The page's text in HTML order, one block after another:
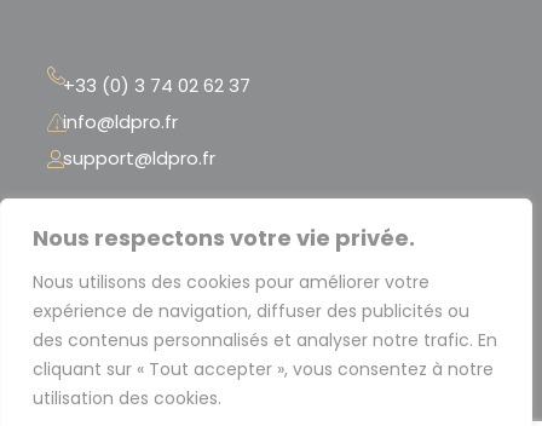
Nous respectons votre vie privée.
Nous utilisons des cookies pour améliorer votre
expérience de navigation, diffuser des publicités ou
des contenus personnalisés et analyser notre trafic. En
cliquant sur « Tout accepter », vous consentez à notre
utilisation des cookies.
+33 (0) 3 74 02 62 37
info@ldpro.fr
support@ldpro.fr
« La Serre Numérique »
59300 Valenciennes – France